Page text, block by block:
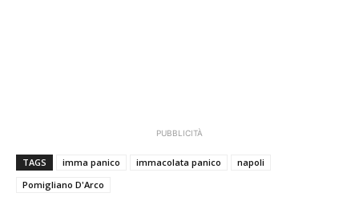
PUBBLICITÀ
TAGS imma panico immacolata panico
napoli
Pomigliano D'Arco